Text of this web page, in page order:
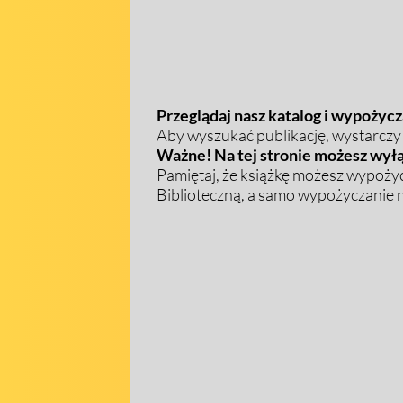
Przeglądaj nasz katalog i
Aby wyszukać publikację,
Ważne! Na tej stronie możesz
Pamiętaj, że książkę możesz
Biblioteczną, a samo wypożyczanie